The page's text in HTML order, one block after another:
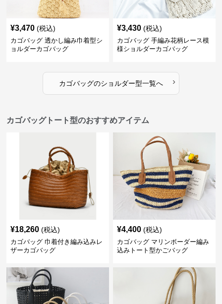
¥3,470 (税込)
カゴバッグ 透かし編み巾着型シ
ョルダーカゴバッグ
¥3,430 (税込)
カゴバッグ 手編み花柄レース模
様ショルダーカゴバッグ
カゴバッグのショルダー型一覧へ ›
カゴバッグトート型のおすすめアイテム
¥18,260 (税込)
カゴバッグ 巾着付き編み込みレ
ザーカゴバッグ
¥4,400 (税込)
カゴバッグ マリンボーダー編み
込みトート型かごバッグ